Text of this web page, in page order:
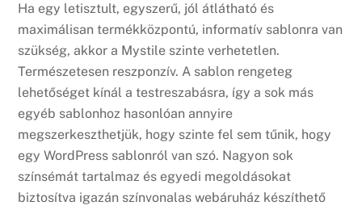
Ha egy letisztult, egyszerű, jól átlátható és
maximálisan termékközpontú, informatív sablonra van
szükség, akkor a Mystile szinte verhetetlen.
Természetesen reszponzív. A sablon rengeteg
lehetőséget kínál a testreszabásra, így a sok más
egyéb sablonhoz hasonlóan annyire
megszerkeszthetjük, hogy szinte fel sem tűnik, hogy
egy WordPress sablonról van szó. Nagyon sok
színsémát tartalmaz és egyedi megoldásokat
biztosítva igazán színvonalas webáruház készíthető